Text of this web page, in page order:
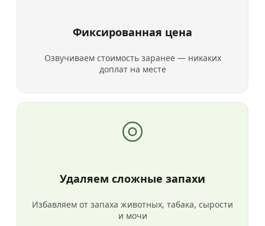
Фиксированная цена
Озвучиваем стоимость заранее — никаких
доплат на месте
Удаляем сложные запахи
Избавляем от запаха животных, табака, сырости
и мочи